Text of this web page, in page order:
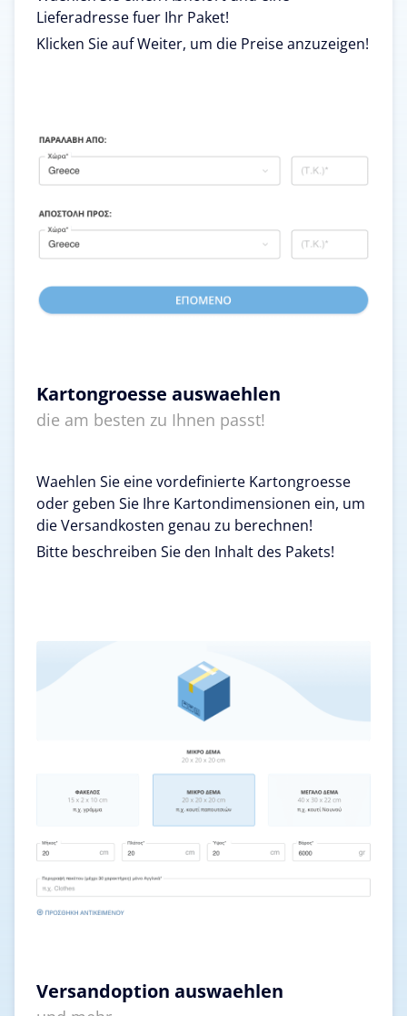
Lieferadresse fuer Ihr Paket!
Klicken Sie auf Weiter, um die Preise anzuzeigen!
Kartongroesse auswaehlen
die am besten zu Ihnen passt!
Waehlen Sie eine vordefinierte Kartongroesse
oder geben Sie Ihre Kartondimensionen ein, um
die Versandkosten genau zu berechnen!
Bitte beschreiben Sie den Inhalt des Pakets!
Versandoption auswaehlen